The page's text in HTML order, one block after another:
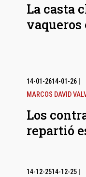
La casta
vaqueros
14-01-2614-01-26|
MARCOS DAVID
Los
repartió
14-12-2514-12-25|